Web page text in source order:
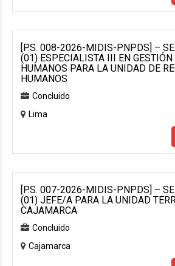
[P.S. 008-2026-MIDIS-PNPDS] –
(01) ESPECIALISTA III EN GESTIÓN
HUMANOS PARA LA UNIDAD DE
HUMANOS
Concluido
Lima
[P.S. 007-2026-MIDIS-PNPDS] –
(01) JEFE/A PARA LA UNIDAD
CAJAMARCA
Concluido
Cajamarca